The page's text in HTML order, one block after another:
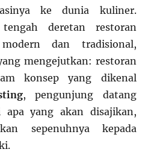
ke dunia kuliner.
deretan restoran
dan tradisional,
mengejutkan: restoran
konsep yang dikenal
, pengunjung datang
apa yang akan disajikan,
sepenuhnya kepada